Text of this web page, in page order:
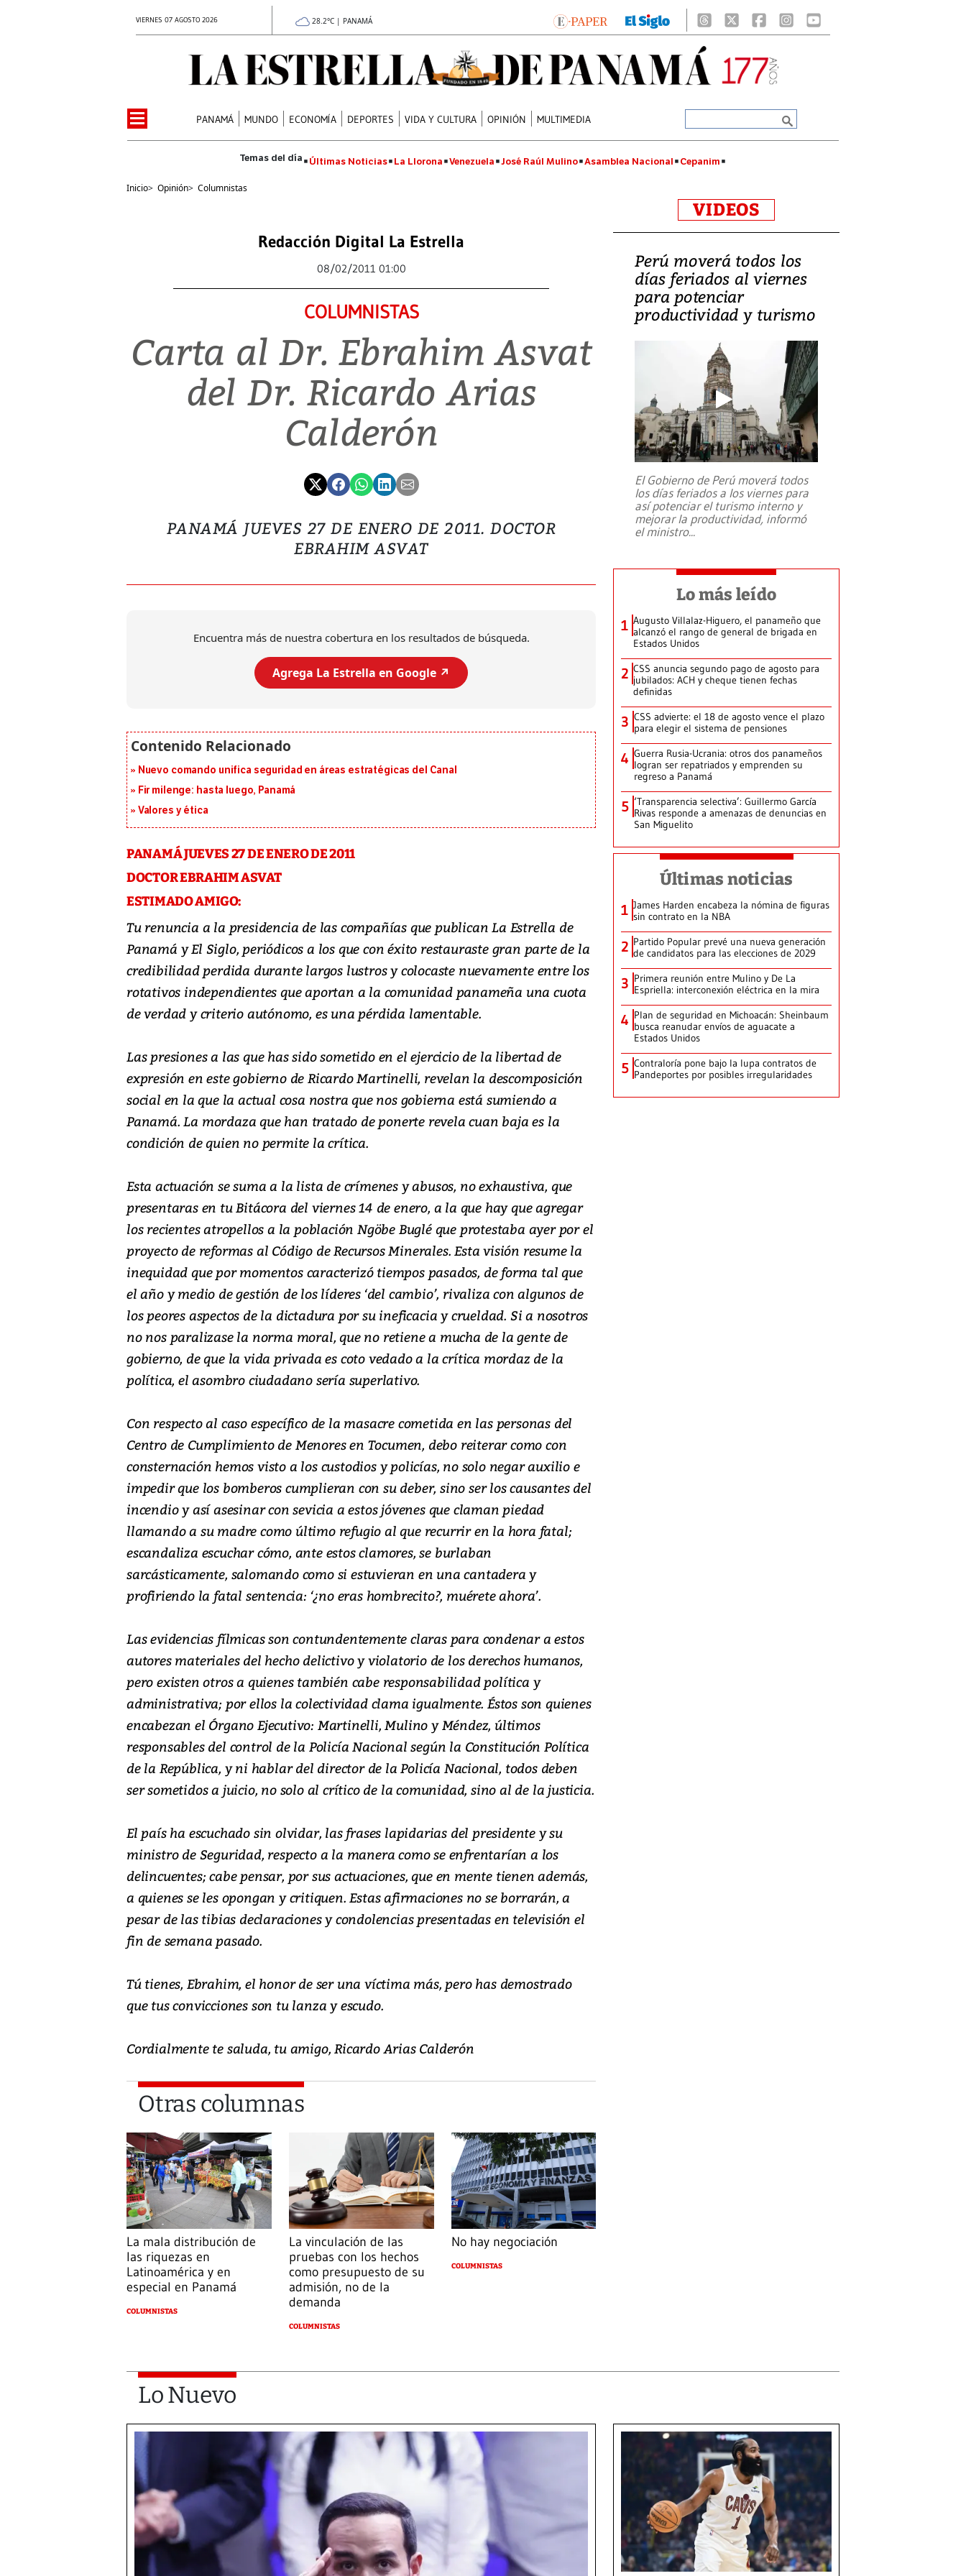
VIERNES 07 AGOSTO 2026 28.2°C | PANAMÁ
PANAMÁ MUNDO ECONOMÍA DEPORTES VIDA Y CULTURA OPINIÓN MULTIMEDIA
Últimas Noticias La Llorona Venezuela José Raúl Mulino Asamblea Nacional Cepanim
Inicio> Opinión> Columnistas
Redacción Digital La Estrella
08/02/2011 01:00
COLUMNISTAS
Carta al Dr. Ebrahim Asvat
del Dr. Ricardo Arias
Calderón
PANAMÁ JUEVES 27 DE ENERO DE 2011. DOCTOR
EBRAHIM ASVAT
Encuentra más de nuestra cobertura en los resultados de búsqueda.
Agrega La Estrella en Google ↗️
Nuevo comando unifica seguridad en áreas estratégicas del Canal
Fir milenge: hasta luego, Panamá
Valores y ética
PANAMÁ JUEVES 27 DE ENERO DE 2011
DOCTOR EBRAHIM ASVAT
ESTIMADO AMIGO:
Tu renuncia a la presidencia de las compañías que publican La Estrella de
Panamá y El Siglo, periódicos a los que con éxito restauraste gran parte de la
credibilidad perdida durante largos lustros y colocaste nuevamente entre los
rotativos independientes que aportan a la comunidad panameña una cuota
de verdad y criterio autónomo, es una pérdida lamentable.
Las presiones a las que has sido sometido en el ejercicio de la libertad de
expresión en este gobierno de Ricardo Martinelli, revelan la descomposición
social en la que la actual cosa nostra que nos gobierna está sumiendo a
Panamá. La mordaza que han tratado de ponerte revela cuan baja es la
condición de quien no permite la crítica.
Esta actuación se suma a la lista de crímenes y abusos, no exhaustiva, que
presentaras en tu Bitácora del viernes 14 de enero, a la que hay que agregar
los recientes atropellos a la población Ngöbe Buglé que protestaba ayer por el
proyecto de reformas al Código de Recursos Minerales. Esta visión resume la
inequidad que por momentos caracterizó tiempos pasados, de forma tal que
el año y medio de gestión de los líderes ‘del cambio’, rivaliza con algunos de
los peores aspectos de la dictadura por su ineficacia y crueldad. Si a nosotros
no nos paralizase la norma moral, que no retiene a mucha de la gente de
gobierno, de que la vida privada es coto vedado a la crítica mordaz de la
política, el asombro ciudadano sería superlativo.
Con respecto al caso específico de la masacre cometida en las personas del
Centro de Cumplimiento de Menores en Tocumen, debo reiterar como con
consternación hemos visto a los custodios y policías, no solo negar auxilio e
impedir que los bomberos cumplieran con su deber, sino ser los causantes del
incendio y así asesinar con sevicia a estos jóvenes que claman piedad
llamando a su madre como último refugio al que recurrir en la hora fatal;
escandaliza escuchar cómo, ante estos clamores, se burlaban
sarcásticamente, salomando como si estuvieran en una cantadera y
profiriendo la fatal sentencia: ‘¿no eras hombrecito?, muérete ahora’.
Las evidencias fílmicas son contundentemente claras para condenar a estos
autores materiales del hecho delictivo y violatorio de los derechos humanos,
pero existen otros a quienes también cabe responsabilidad política y
administrativa; por ellos la colectividad clama igualmente. Éstos son quienes
encabezan el Órgano Ejecutivo: Martinelli, Mulino y Méndez, últimos
responsables del control de la Policía Nacional según la Constitución Política
de la República, y ni hablar del director de la Policía Nacional, todos deben
ser sometidos a juicio, no solo al crítico de la comunidad, sino al de la justicia.
El país ha escuchado sin olvidar, las frases lapidarias del presidente y su
ministro de Seguridad, respecto a la manera como se enfrentarían a los
delincuentes; cabe pensar, por sus actuaciones, que en mente tienen además,
a quienes se les opongan y critiquen. Estas afirmaciones no se borrarán, a
pesar de las tibias declaraciones y condolencias presentadas en televisión el
fin de semana pasado.
Tú tienes, Ebrahim, el honor de ser una víctima más, pero has demostrado
que tus convicciones son tu lanza y escudo.
Cordialmente te saluda, tu amigo, Ricardo Arias Calderón
Otras columnas
La mala distribución de
las riquezas en
Latinoamérica y en
especial en Panamá
COLUMNISTAS
La vinculación de las
pruebas con los hechos
como presupuesto de su
admisión, no de la
demanda
COLUMNISTAS
No hay negociación
COLUMNISTAS
VIDEOS
Perú moverá todos los
días feriados al viernes
para potenciar
productividad y turismo
El Gobierno de Perú moverá todos
los días feriados a los viernes para
así potenciar el turismo interno y
mejorar la productividad, informó
el ministro...
Lo más leído
1 Augusto Villalaz-Higuero, el panameño que
alcanzó el rango de general de brigada en
Estados Unidos
2 CSS anuncia segundo pago de agosto para
jubilados: ACH y cheque tienen fechas
definidas
3 CSS advierte: el 18 de agosto vence el plazo
para elegir el sistema de pensiones
4 Guerra Rusia-Ucrania: otros dos panameños
logran ser repatriados y emprenden su
regreso a Panamá
5 ‘Transparencia selectiva’: Guillermo García
Rivas responde a amenazas de denuncias en
San Miguelito
Últimas noticias
1 James Harden encabeza la nómina de figuras
sin contrato en la NBA
2 Partido Popular prevé una nueva generación
de candidatos para las elecciones de 2029
3 Primera reunión entre Mulino y De La
Espriella: interconexión eléctrica en la mira
4 Plan de seguridad en Michoacán: Sheinbaum
busca reanudar envíos de aguacate a
Estados Unidos
5 Contraloría pone bajo la lupa contratos de
Pandeportes por posibles irregularidades
Lo Nuevo